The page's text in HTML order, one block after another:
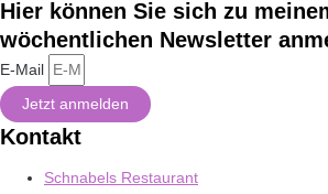
Hier können Sie sich zu
wöchentlichen Newsletter
E-Mail
Jetzt anmelden
Kontakt
Schnabels Restaurant